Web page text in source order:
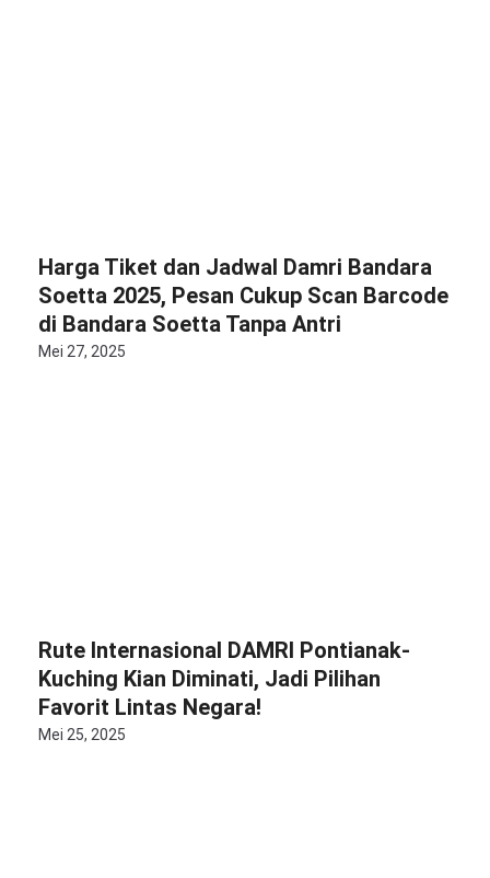
Harga Tiket dan Jadwal Damri Bandara
Soetta 2025, Pesan Cukup Scan Barcode
di Bandara Soetta Tanpa Antri
Mei 27, 2025
Rute Internasional DAMRI Pontianak-
Kuching Kian Diminati, Jadi Pilihan
Favorit Lintas Negara!
Mei 25, 2025